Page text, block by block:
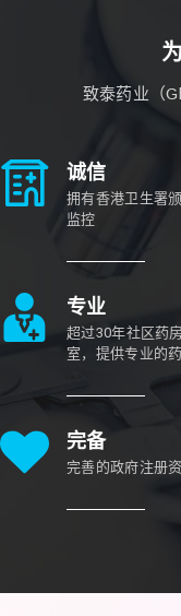
致泰药业（
诚信
拥有香港卫生署
监控
专业
超过30年社区药
室，提供专业的
完备
完善的政府注册